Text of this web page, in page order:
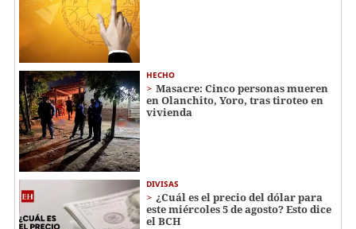
HECHO
Masacre: Cinco personas mueren
en Olanchito, Yoro, tras tiroteo en
vivienda
DIVISAS
¿Cuál es el precio del dólar para
este miércoles 5 de agosto? Esto dice
el BCH